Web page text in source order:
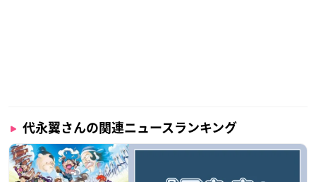
代永翼さんの関連ニュースランキング